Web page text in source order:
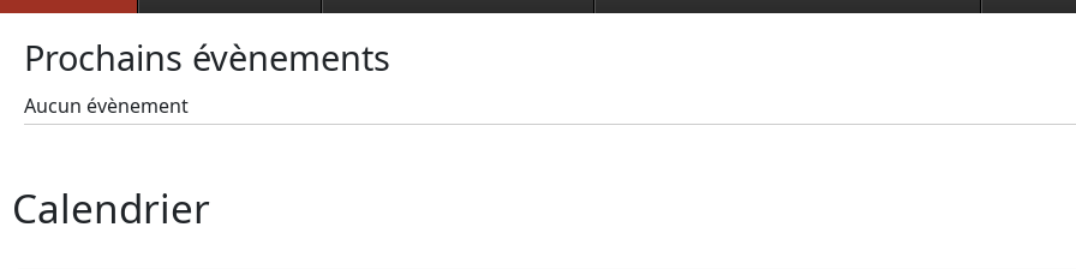
Prochains évènements
Aucun évènement
Calendrier